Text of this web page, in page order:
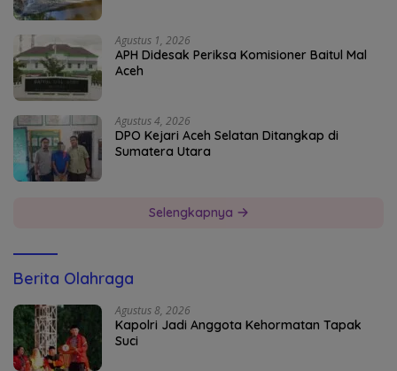
Agustus 1, 2026
APH Didesak Periksa Komisioner Baitul Mal
Aceh
Agustus 4, 2026
DPO Kejari Aceh Selatan Ditangkap di
Sumatera Utara
Selengkapnya
Berita Olahraga
Agustus 8, 2026
Kapolri Jadi Anggota Kehormatan Tapak
Suci